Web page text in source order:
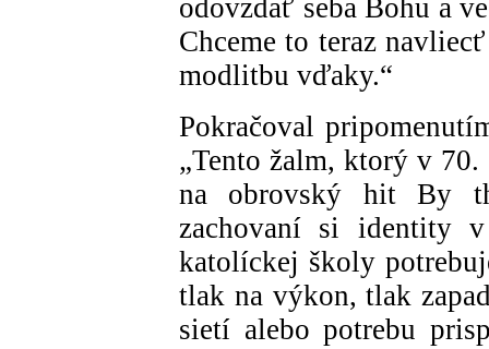
odovzdať seba Bohu a
Chceme to teraz
modlitbu vďaky.“
Pokračoval
„Tento žalm, ktorý v
na obrovský hit By
zachovaní si identity
katolíckej školy
tlak na výkon, tlak
sietí alebo potrebu